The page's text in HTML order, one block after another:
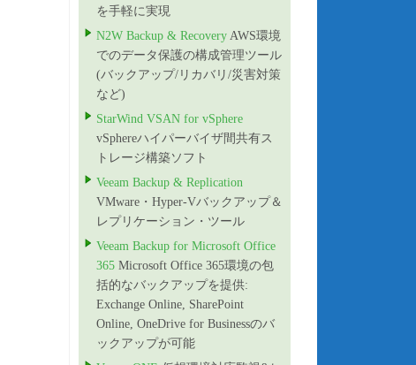
を手軽に実現
N2W Backup & Recovery AWS環境
でのデータ保護の構成管理ツール
(バックアップ/リカバリ/災害対策
など)
StarWind VSAN for vSphere
vSphereハイパーバイザ間共有ス
トレージ構築ソフト
Veeam Backup & Replication
VMware・Hyper-Vバックアップ＆
レプリケーション・ツール
Veeam Backup for Microsoft Office
365 Microsoft Office 365環境の包
括的なバックアップを提供:
Exchange Online, SharePoint
Online, OneDrive for Businessのバ
ックアップが可能